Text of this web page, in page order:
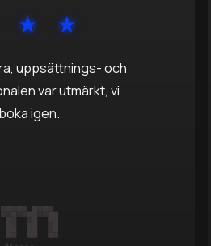
uppsättnings- och
var utmärkt, vi
igen.